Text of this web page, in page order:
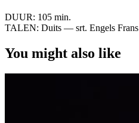
DUUR: 105 min.
TALEN: Duits — srt. Engels Frans
You might also like